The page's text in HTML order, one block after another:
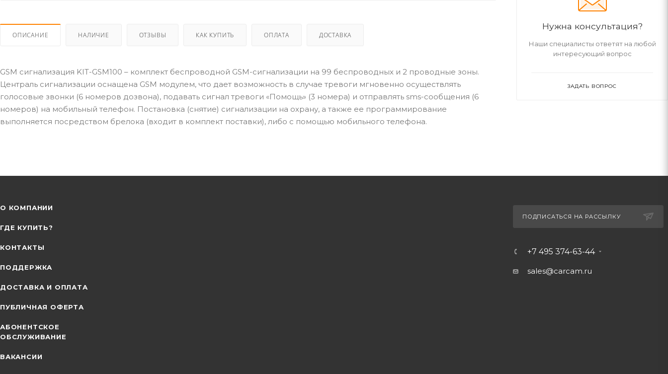
ОПИСАНИЕ НАЛИЧИЕ ОТЗЫВЫ КАК КУПИТЬ ОПЛАТА ДОСТАВКА
GSM сигнализация KIT-GSM100 – комплект беспроводной GSM-сигнализации на 99 беспроводных и 2 проводные зоны.
Централь сигнализации оснащена GSM модулем, что дает возможность в случае тревоги мгновенно осуществлять
голосовые звонки (6 номеров дозвона), подавать сигнал тревоги «Помощь» (3 номера) и отправлять sms-сообщения (6
номеров) на мобильный телефон. Постановка (снятие) сигнализации на охрану, а также ее программирование
выполняется посредством брелока (входит в комплект поставки), либо с помощью мобильного телефона.
Нужна консультация?
Наши специалисты ответят на любой
интересующий вопрос
ЗАДАТЬ ВОПРОС
О КОМПАНИИ
ГДЕ КУПИТЬ?
КОНТАКТЫ
ПОДДЕРЖКА
ДОСТАВКА И ОПЛАТА
ПУБЛИЧНАЯ ОФЕРТА
АБОНЕНТСКОЕ
ОБСЛУЖИВАНИЕ
ВАКАНСИИ
ПОДПИСАТЬСЯ НА РАССЫЛКУ
+7 495 374-63-44
sales@carcam.ru